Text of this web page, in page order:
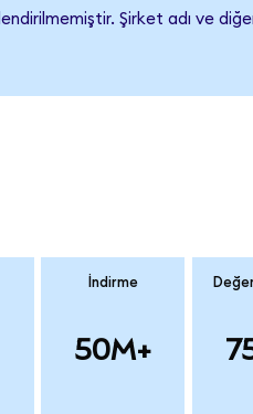
Şirket adı ve
İndirme
50M+